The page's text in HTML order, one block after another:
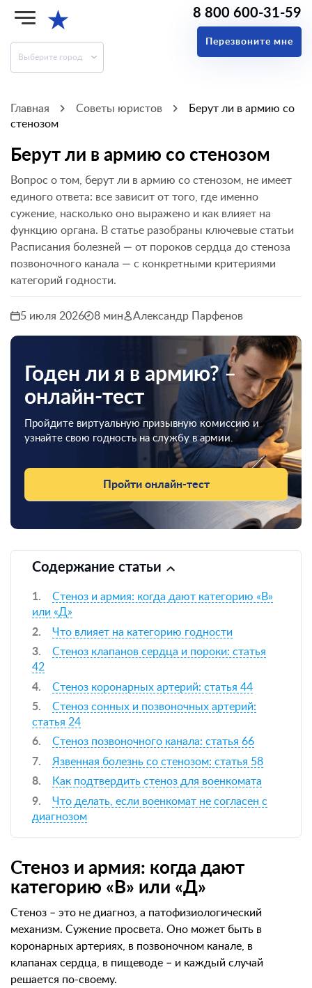
★
Выберите город
8 800 600-31-59
Перезвоните мне
Главная Советы юристов
Берут ли в армию со
стенозом
Берут ли в армию со стенозом
Вопрос о том, берут ли в армию со стенозом, не имеет
единого ответа: все зависит от того, где именно
сужение, насколько оно выражено и как влияет на
функцию органа. В статье разобраны ключевые статьи
Расписания болезней — от пороков сердца до стеноза
позвоночного канала — с конкретными критериями
категорий годности.
5 июля 2026 8 мин Александр Парфенов
Годен ли я в армию? –
онлайн-тест
Пройдите виртуальную призывную комиссию и
узнайте свою годность на службу в армии.
Пройти онлайн-тест
Содержание статьи
Стеноз и армия: когда дают категорию «В»
или «Д»
Что влияет на категорию годности
Стеноз клапанов сердца и пороки: статья
42
Стеноз коронарных артерий: статья 44
Стеноз сонных и позвоночных артерий:
статья 24
Стеноз позвоночного канала: статья 66
Язвенная болезнь со стенозом: статья 58
Как подтвердить стеноз для военкомата
Что делать, если военкомат не согласен с
диагнозом
Стеноз и армия: когда дают
категорию «В» или «Д»
Стеноз – это не диагноз, а патофизиологический
механизм. Сужение просвета. Оно может быть в
коронарных артериях, в позвоночном канале, в
клапанах сердца, в пищеводе – и каждый случай
решается по-своему.